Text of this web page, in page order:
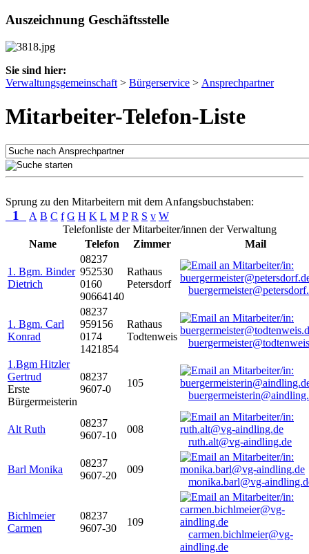
Auszeichnung Geschäftsstelle
Sie sind hier:
Verwaltungsgemeinschaft > Bürgerservice > Ansprechpartner
Mitarbeiter-Telefon-Liste
Sprung zu den Mitarbeitern mit dem Anfangsbuchstaben:
1 A B C f G H K L M P R S v W
Telefonliste der Mitarbeiter/innen der Verwaltung
Name
Telefon Zimmer Mail
1. Bgm. Binder
Dietrich
08237
952530
0160
90664140
Rathaus
Petersdorf
1. Bgm. Carl
Konrad
08237
959156
0174
1421854
Rathaus
Todtenweis
1.Bgm Hitzler
Gertrud
Erste
Bürgermeisterin
08237
9607-0
105
Alt Ruth
08237
9607-10
008
ruth.alt@vg-aindling.de
Barl Monika
08237
9607-20
009
monika.barl@vg-
Bichlmeier
Carmen
08237
9607-30
109
carmen.bichlmeier@vg-
aindling.de